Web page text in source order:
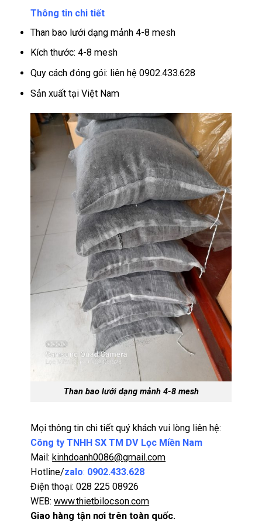
Thông tin chi tiết
Than bao lưới dạng mảnh 4-8 mesh
Kích thước: 4-8 mesh
Quy cách đóng gói: liên hệ 0902.433.628
Sản xuất tại Việt Nam
Than bao lưới dạng mảnh 4-8 mesh
Mọi thông tin chi tiết quý khách vui lòng liên hệ:
Công ty TNHH SX TM DV Lọc Miền Nam
Mail:kinhdoanh0086@gmail.com
Hotline/zalo: 0902.433.628
Điện thoại: 028 225 08926
WEB:www.thietbilocson.com
Giao hàng tận nơi trên toàn quốc.